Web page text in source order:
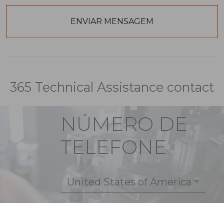
365 Technical Assistance contact
NÚMERO DE
TELEFONE
United States of America